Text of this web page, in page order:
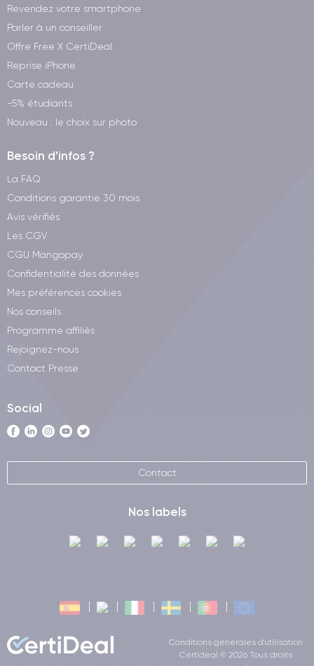
Revendez votre smartphone
Parler à un conseiller
Offre Free X CertiDeal
Reprise iPhone
Carte cadeau
-5% étudiants
Nouveau : le choix sur photo
Besoin d'infos ?
La FAQ
Conditions garantie 30 mois
Avis vérifiés
Les CGV
CGU Mangopay
Confidentialité des données
Mes préférences cookies
Nos conseils
Programme affiliés
Rejoignez-nous
Contact Presse
Social
Contact
Nos labels
Conditions générales d'utilisation
Certideal © 2026 Tous droits